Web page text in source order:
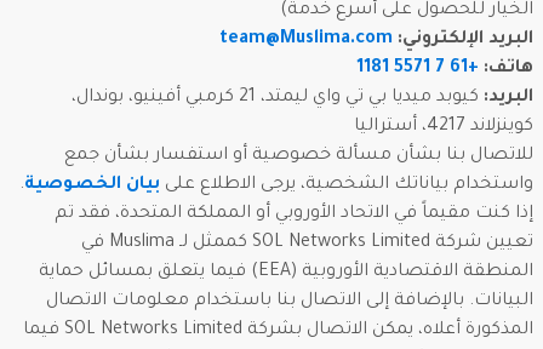
الخيار للحصول على أسرع خدمة)
البريد الإلكتروني: team@Muslima.com
هاتف: +61 7 5571 1181
البريد:
كيوبد ميديا بي تي واي ليمتد، 21 كرمبي أفينيو، بوندال،
كوينزلاند 4217، أستراليا
للاتصال بنا بشأن مسألة خصوصية أو استفسار بشأن جمع
واستخدام بياناتك الشخصية، يرجى الاطلاع على بيان الخصوصية.
إذا كنت مقيماً في الاتحاد الأوروبي أو المملكة المتحدة، فقد تم
تعيين شركة SOL Networks Limited كممثل لـ Muslima في
المنطقة الاقتصادية الأوروبية (EEA) فيما يتعلق بمسائل حماية
البيانات. بالإضافة إلى الاتصال بنا باستخدام معلومات الاتصال
المذكورة أعلاه، يمكن الاتصال بشركة SOL Networks Limited فيما